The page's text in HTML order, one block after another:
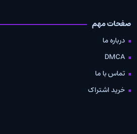
صفحات مهم
درباره ما
DMCA
تماس با ما
خرید اشتراک